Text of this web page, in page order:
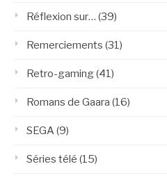
Réflexion sur… (39)
Remerciements (31)
Retro-gaming(41)
Romans de Gaara (16)
SEGA (9)
Séries télé (15)